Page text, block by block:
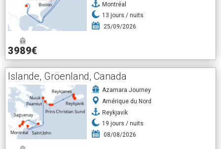
Montréal
13 jours / nuits
25/09/2026
3989€
Islande, Gröenland, Canada
Azamara Journey
Amérique du Nord
Reykjavik
19 jours / nuits
08/08/2026